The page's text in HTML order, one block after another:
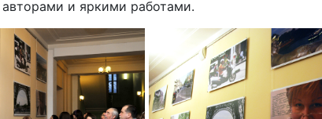
и яркими работами.